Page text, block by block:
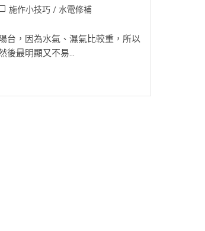
施作小技巧 / 水電修補
台，因為水氣、濕氣比較重，所以
後最明顯又不易...